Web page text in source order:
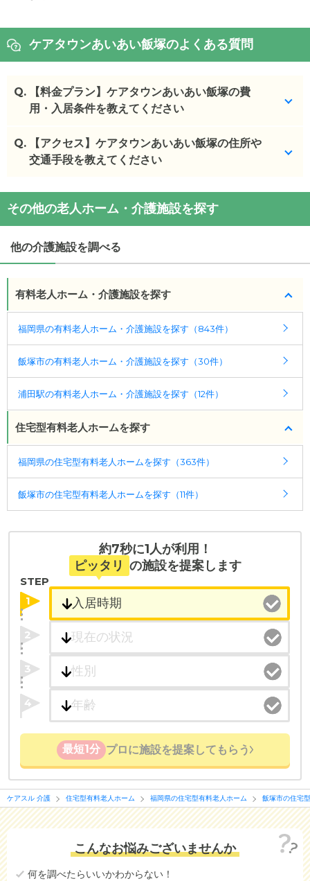
ケアタウンあいあい飯塚のよくある質問
Q.
【料金プラン】ケアタウンあいあい飯塚の費
用・入居条件を教えてください
ケアタウンあいあい飯塚の入居金・月額料金は次の
とおりです。
・月額費用が8.7〜10.7万円
・要介護度：要介護1、要介護2、要介護3、要介護
・認知症：受け入れ可
ケアスル 介護では詳細な料金プランをご確認頂けま
す。詳しくはこちら 。
◎ケアスル 介護の3つの特徴
ポート
入居相談：
0120-579-721
受付時間：10：00～19：00
・全国10000件の介護施設情報を掲載
幅広い選択肢の中から、条件にあった施設を選ぶ
ことができます。
たとえば「カラオケ」「麻雀」が楽しめる施設、
「夫婦入居可」の施設、「看取り可」の施設など、
医療・看護体制から施設を探すこともできます。
Q.
【アクセス】ケアタウンあいあい飯塚の住所や
交通手段を教えてください
ケアタウンあいあい飯塚の交通アクセス
・住所：福岡県飯塚市幸袋575-12
・最寄り駅：浦田駅1.8km
その他の老人ホーム・介護施設を探す
他の介護施設を調べる
有料老人ホーム・介護施設を探す
福岡県の有料老人ホーム・介護施設を探す（843件）
飯塚市の有料老人ホーム・介護施設を探す（30件）
浦田駅の有料老人ホーム・介護施設を探す（12件）
住宅型有料老人ホームを探す
福岡県の住宅型有料老人ホームを探す（363件）
飯塚市の住宅型有料老人ホームを探す（11件）
約7秒に1人が利用！
ピッタリ の施設を提案します
STEP
1
2
3
4
最短1分 プロに施設を提案してもらう
ケアスル 介護 住宅型有料老人ホーム 福岡県の住宅型有料老人ホーム 飯塚市の住宅
こんなお悩みございませんか
何を調べたらいいかわからない！